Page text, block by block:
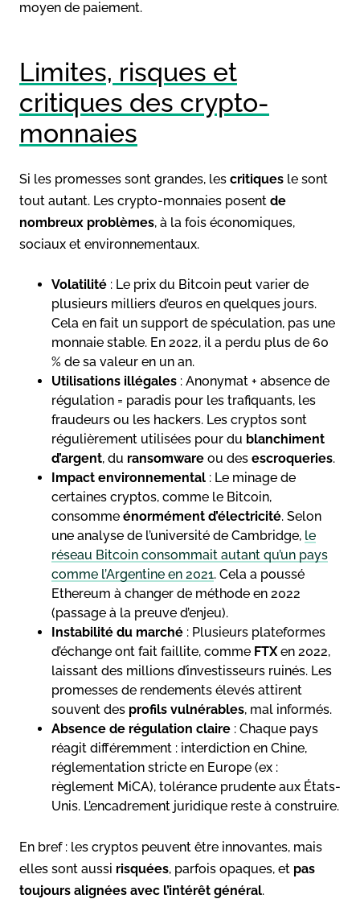
moyen de paiement.
Limites, risques et
critiques des crypto-
monnaies
Si les promesses sont grandes, les critiques le sont
tout autant. Les crypto-monnaies posent de
nombreux problèmes, à la fois économiques,
sociaux et environnementaux.
Volatilité : Le prix du Bitcoin peut varier de
plusieurs milliers d’euros en quelques jours.
Cela en fait un support de spéculation, pas une
monnaie stable. En 2022, il a perdu plus de 60
% de sa valeur en un an.
Utilisations illégales : Anonymat + absence de
régulation = paradis pour les trafiquants, les
fraudeurs ou les hackers. Les cryptos sont
régulièrement utilisées pour du blanchiment
d’argent, du ransomware ou des escroqueries.
Impact environnemental : Le minage de
certaines cryptos, comme le Bitcoin,
consomme énormément d’électricité. Selon
une analyse de l’université de Cambridge, le
réseau Bitcoin consommait autant qu’un pays
comme l’Argentine en 2021. Cela a poussé
Ethereum à changer de méthode en 2022
(passage à la preuve d’enjeu).
Instabilité du marché : Plusieurs plateformes
d’échange ont fait faillite, comme FTXen 2022,
laissant des millions d’investisseurs ruinés. Les
promesses de rendements élevés attirent
souvent des profils vulnérables, mal informés.
Absence de régulation claire : Chaque pays
réagit différemment : interdiction en Chine,
réglementation stricte en Europe (ex :
règlement MiCA), tolérance prudente aux États-
Unis. L’encadrement juridique reste à construire.
En bref : les cryptos peuvent être innovantes, mais
elles sont aussi risquées, parfois opaques, et pas
toujours alignées avec l’intérêt général.